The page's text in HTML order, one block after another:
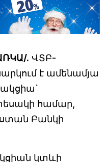
. ՎՏԲ-
է ամենամյա
համար,
Բանկի
կտևի